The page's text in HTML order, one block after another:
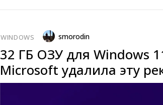
WINDOWS smorodin
32 ГБ ОЗУ для Windows
Microsoft удалила эту